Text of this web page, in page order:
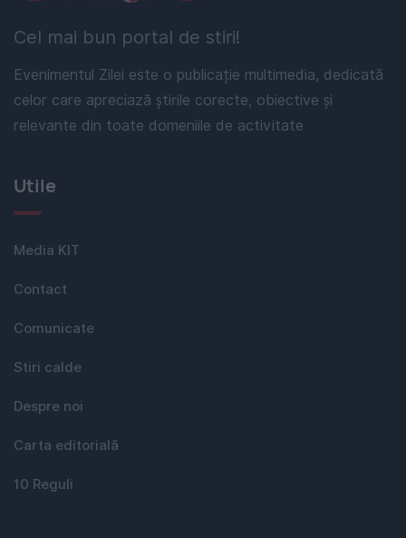
Cel mai bun portal de stiri!
Evenimentul Zilei este o publicație multimedia, dedicată
celor care apreciază știrile corecte, obiective și
relevante din toate domeniile de activitate
Utile
Media KIT
Contact
Comunicate
Stiri calde
Despre noi
Carta editorială
10 Reguli